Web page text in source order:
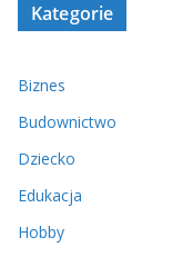
Kategorie
Biznes
Budownictwo
Dziecko
Edukacja
Hobby